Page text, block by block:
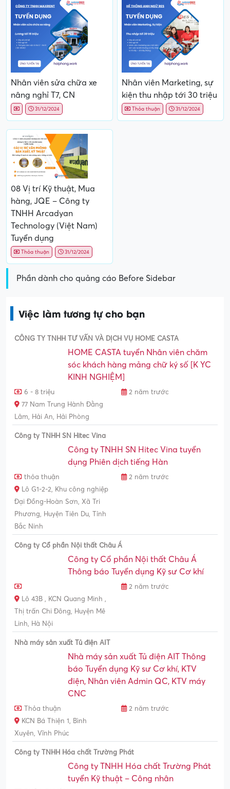
Nhân viên sửa chữa xe
nâng nghỉ T7, CN
31/12/2024
Nhân viên Marketing, sự
kiện thu nhập tới 30 triệu
Thỏa thuận 31/12/2024
08 Vị trí Kỹ thuật, Mua
hàng, JQE – Công ty
TNHH Arcadyan
Technology (Việt Nam)
Tuyển dụng
Thỏa thuận 31/12/2024
Phần dành cho quảng cáo Before Sidebar
Việc làm tương tự cho bạn
CÔNG TY TNHH TƯ VẤN VÀ DỊCH VỤ HOME CASTA
HOME CASTA tuyển Nhân viên chăm
sóc khách hàng mảng chữ ký số [K YC
KINH NGHIỆM]
6 - 8 triệu
2 năm trước
77 Nam Trung Hành Đằng
Lâm, Hải An, Hải Phòng
Công ty TNHH SN Hitec Vina
Công ty TNHH SN Hitec Vina tuyển
dụng Phiên dịch tiếng Hàn
thỏa thuận
2 năm trước
Lô G1-2-2, Khu công nghiệp
Đại Đồng-Hoàn Sơn, Xã Tri
Phương, Huyện Tiên Du, Tỉnh
Bắc Ninh
Công ty Cổ phần Nội thất Châu Á
Công ty Cổ phần Nội thất Châu Á
Thông báo Tuyển dụng Kỹ sư Cơ khí
2 năm trước
Lô 43B , KCN Quang Minh ,
Thị trấn Chi Đông, Huyện Mê
Linh, Hà Nội
Nhà máy sản xuất Tủ điện AIT
Nhà máy sản xuất Tủ điện AIT Thông
báo Tuyển dụng Kỹ sư Cơ khí, KTV
điện, Nhân viên Admin QC, KTV máy
CNC
Thỏa thuận
2 năm trước
KCN Bá Thiện 1, Bình
Xuyên, Vĩnh Phúc
Công ty TNHH Hóa chất Trường Phát
Công ty TNHH Hóa chất Trường Phát
tuyển Kỹ thuật – Công nhân